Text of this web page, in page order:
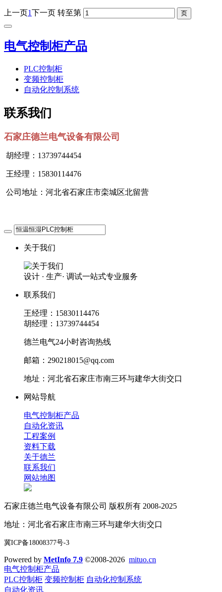
上一页1下一页 转至第
电气控制柜产品
PLC控制柜
变频控制柜
自动化控制系统
联系我们
石家庄德兰电气设备有限公司
胡经理：13739744454
王经理：15830114476
公司地址：河北省石家庄市栾城区北留营
关于我们
设计 · 生产· 调试一站式专业服务
联系我们
王经理：15830114476
胡经理：13739744454
德兰电气24小时咨询热线
邮箱：290218015@qq.com
地址：河北省石家庄市南三环与建华大街交口
网站导航
电气控制柜产品
自动化资讯
工程案例
资料下载
关于德兰
联系我们
网站地图
石家庄德兰电气设备有限公司 版权所有 2008-2025
地址：河北省石家庄市南三环与建华大街交口
冀ICP备18008377号-3
Powered by MetInfo 7.9 ©2008-2026 mituo.cn
电气控制柜产品
PLC控制柜 变频控制柜 自动化控制系统
自动化资讯